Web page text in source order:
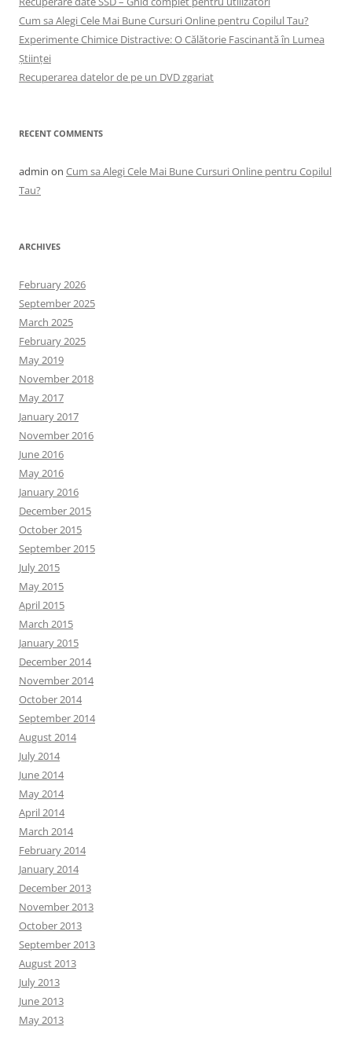
Cum sa Alegi Cele Mai Bune Cursuri Online pentru Copilul Tau?
Experimente Chimice Distractive: O Călătorie Fascinantă în Lumea
Științei
Recuperarea datelor de pe un DVD zgariat
RECENT COMMENTS
admin on Cum sa Alegi Cele Mai Bune Cursuri Online pentru Copilul
Tau?
ARCHIVES
February 2026
September 2025
March 2025
February 2025
May 2019
November 2018
May 2017
January 2017
November 2016
June 2016
May 2016
January 2016
December 2015
October 2015
September 2015
July 2015
May 2015
April 2015
March 2015
January 2015
December 2014
November 2014
October 2014
September 2014
August 2014
July 2014
June 2014
May 2014
April 2014
March 2014
February 2014
January 2014
December 2013
November 2013
October 2013
September 2013
August 2013
July 2013
June 2013
May 2013